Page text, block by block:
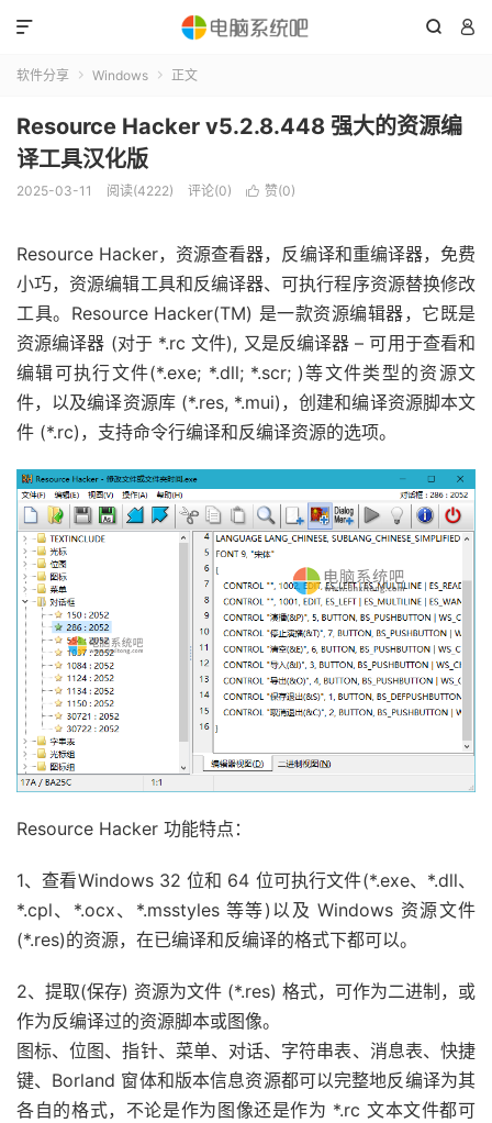
 

软件分享  Windows  正文
Resource Hacker v5.2.8.448 强大的资源编
译工具汉化版
2025-03-11 阅读(4222) 评论(0)  赞(0)
Resource Hacker，资源查看器，反编译和重编译器，免费
小巧，资源编辑工具和反编译器、可执行程序资源替换修改
工具。Resource Hacker(TM) 是一款资源编辑器，它既是
资源编译器 (对于 *.rc 文件), 又是反编译器 – 可用于查看和
编辑可执行文件(*.exe; *.dll; *.scr; )等文件类型的资源文
件，以及编译资源库 (*.res, *.mui)，创建和编译资源脚本文
件 (*.rc)，支持命令行编译和反编译资源的选项。
Resource Hacker 功能特点：
1、查看Windows 32 位和 64 位可执行文件(*.exe、*.dll、
*.cpl、*.ocx、*.msstyles 等等)以及 Windows 资源文件
(*.res)的资源，在已编译和反编译的格式下都可以。
2、提取(保存) 资源为文件 (*.res) 格式，可作为二进制，或
作为反编译过的资源脚本或图像。
图标、位图、指针、菜单、对话、字符串表、消息表、快捷
键、Borland 窗体和版本信息资源都可以完整地反编译为其
各自的格式，不论是作为图像还是作为 *.rc 文本文件都可